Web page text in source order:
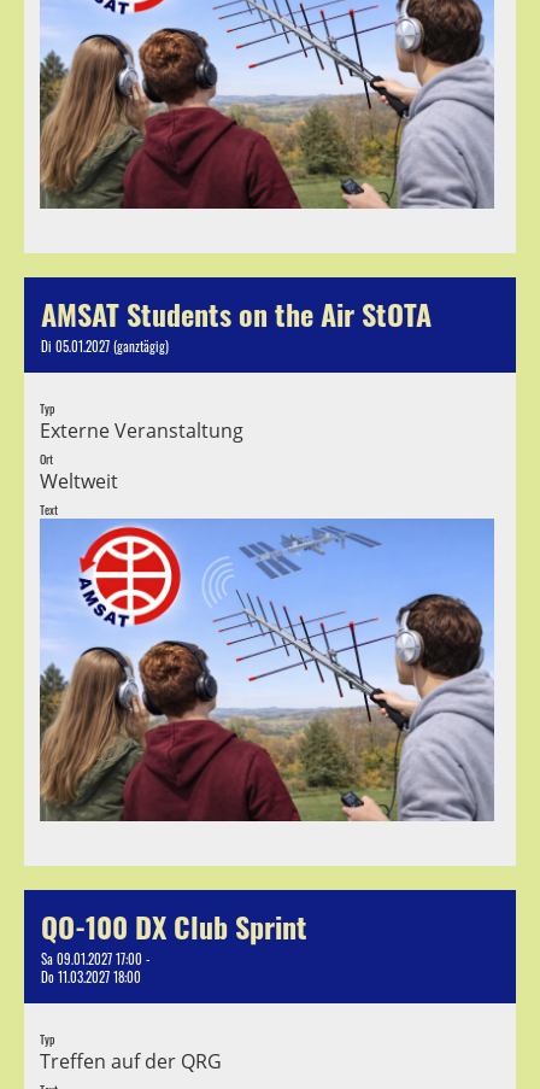
AMSAT Students on the Air StOTA
Di 05.01.2027 (ganztägig)
Typ
Externe Veranstaltung
Ort
Weltweit
Text
QO-100 DX Club Sprint
Sa 09.01.2027 17:00 -
Do 11.03.2027 18:00
Typ
Treffen auf der QRG